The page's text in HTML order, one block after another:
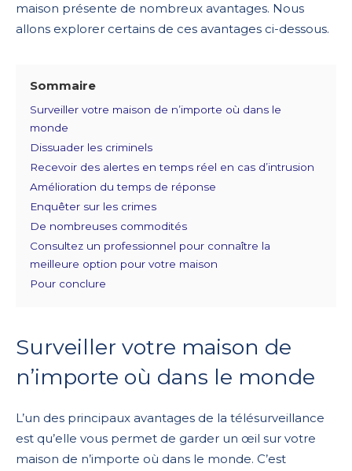
maison présente de nombreux avantages. Nous
allons explorer certains de ces avantages ci-dessous.
Sommaire
Surveiller votre maison de n’importe où dans le
monde
Dissuader les criminels
Recevoir des alertes en temps réel en cas d’intrusion
Amélioration du temps de réponse
Enquêter sur les crimes
De nombreuses commodités
Consultez un professionnel pour connaître la
meilleure option pour votre maison
Pour conclure
Surveiller votre maison de
n’importe où dans le monde
L’un des principaux avantages de la télésurveillance
est qu’elle vous permet de garder un œil sur votre
maison de n’importe où dans le monde. C’est